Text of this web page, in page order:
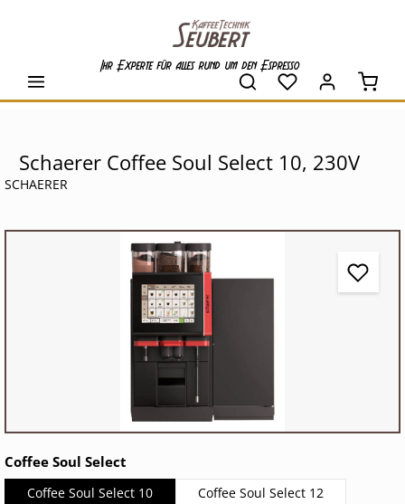
Ihr Experte für alles rund um den Espresso
Schaerer Coffee Soul Select 10, 230V
SCHAERER
Bildergalerie überspringen
Coffee Soul Select
Coffee Soul Select 10 Coffee Soul Select 12